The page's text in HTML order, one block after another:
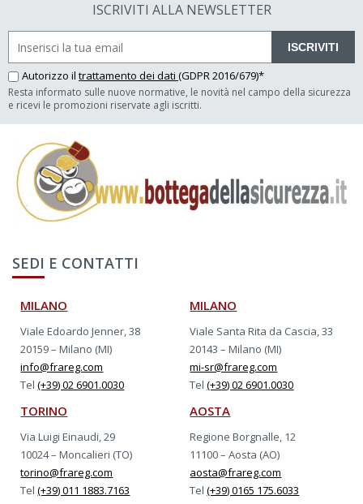
ISCRIVITI ALLA NEWSLETTER
ISCRIVITI
Autorizzo il trattamento dei dati (GDPR 2016/679)*
Resta informato sulle nuove normative, le novità nel campo della sicurezza
e ricevi le promozioni riservate agli iscritti.
SEDI E CONTATTI
MILANO
Viale Edoardo Jenner, 38
20159 – Milano (MI)
info@frareg.com
Tel(+39) 02 6901.0030
MILANO
Viale Santa Rita da Cascia, 33
20143 – Milano (MI)
mi-sr@frareg.com
Tel(+39) 02 6901.0030
TORINO
Via Luigi Einaudi, 29
10024 – Moncalieri (TO)
torino@frareg.com
Tel(+39) 011 1883.7163
AOSTA
Regione Borgnalle, 12
11100 – Aosta (AO)
aosta@frareg.com
Tel(+39) 0165 175.6033